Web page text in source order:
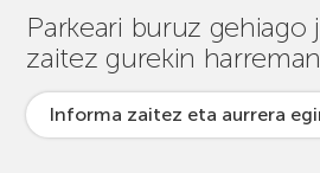
Parkeari buruz gehiago
zaitez gurekin
Informa zaitez eta aurrera